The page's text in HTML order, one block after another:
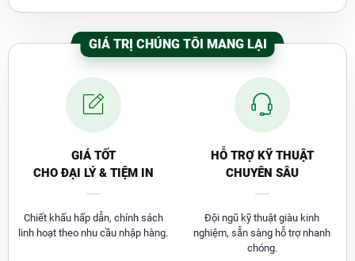
GIÁ TRỊ CHÚNG TÔI MANG LẠI
GIÁ TỐT
CHO ĐẠI LÝ & TIỆM IN
Chiết khấu hấp dẫn, chính sách
linh hoạt theo nhu cầu nhập hàng.
HỖ TRỢ KỸ THUẬT
CHUYÊN SÂU
Đội ngũ kỹ thuật giàu kinh
nghiệm, sẵn sàng hỗ trợ nhanh
chóng.